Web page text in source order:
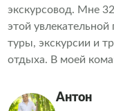
экскурсовод. Мне
этой
туры, экскурсии и
отдыха. В моей
профессионал
Антон